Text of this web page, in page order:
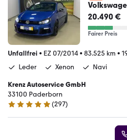
Cabrio
20.490 €
Fairer Preis
Unfallfrei • EZ 07/2014• 83.525 km •
Leder
Xenon Navi
Krenz Autoservice GmbH
33100 Paderborn
4.8 Sterne
(297)